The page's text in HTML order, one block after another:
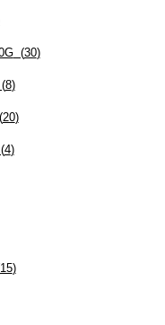
(30)
8)
20)
4)
15)